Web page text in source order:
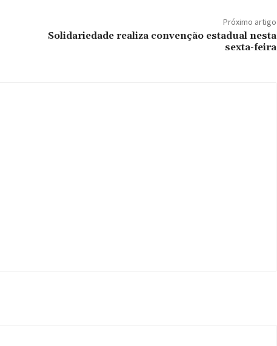
Próximo artigo
Solidariedade realiza convenção estadual nesta
sexta-feira